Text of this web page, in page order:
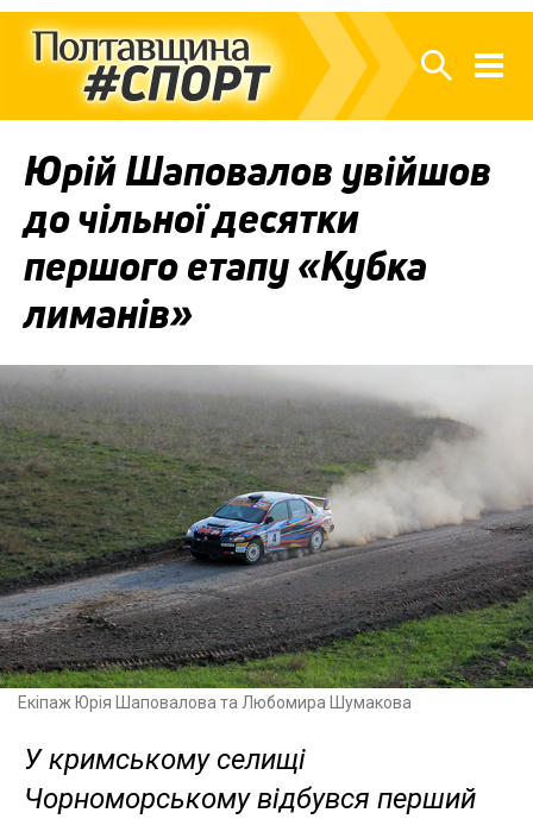
Юрій Шаповалов увійшов
до чільної десятки
першого етапу «Кубка
лиманів»
Екіпаж Юрія Шаповалова та Любомира Шумакова
У кримському селищі
Чорноморському відбувся перший